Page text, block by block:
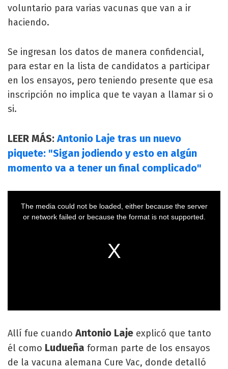
voluntario para varias vacunas que van a ir
haciendo.
Se ingresan los datos de manera confidencial,
para estar en la lista de candidatos a participar
en los ensayos, pero teniendo presente que esa
inscripción no implica que te vayan a llamar si o
si.
LEER MÁS:Antonio Laje tras un nuevo
piquete: "Sigan jodiendo y esto en algún
momento va a tener un final complicado"
Allí fue cuandoAntonio Laje explicó que tanto
él como Ludueña forman parte de los ensayos
de la vacuna alemana Cure Vac, donde detalló